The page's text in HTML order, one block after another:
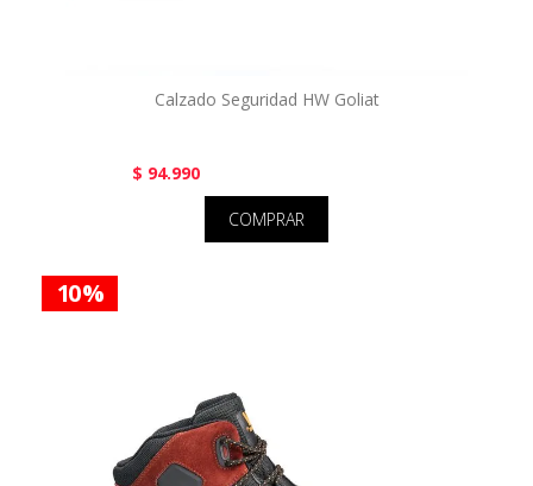
Calzado Seguridad HW Goliat
$ 94.990
COMPRAR
10 %